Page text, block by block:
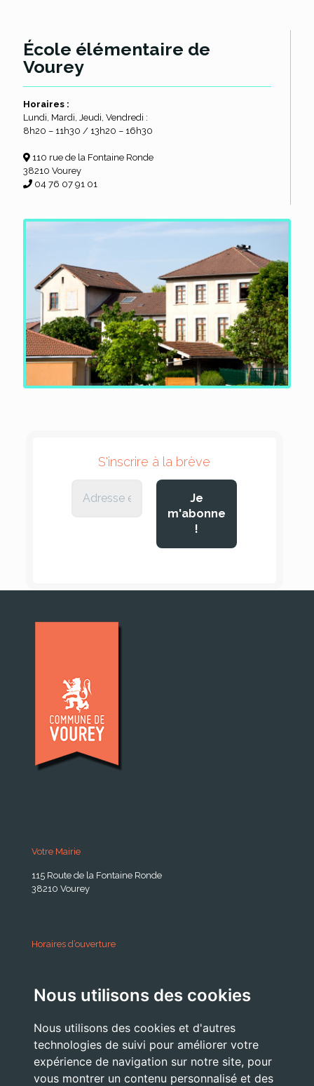
Nous utilisons des cookies
Nous utilisons des cookies et d'autres
technologies de suivi pour améliorer votre
expérience de navigation sur notre site, pour
vous montrer un contenu personnalisé et des
École élémentaire de
Vourey
Horaires :
Lundi, Mardi, Jeudi, Vendredi :
8h20 – 11h30 / 13h20 – 16h30
110 rue de la Fontaine Ronde
38210 Vourey
04 76 07 91 01
S'inscrire à la brève
Votre Mairie
115 Route de la Fontaine Ronde
38210 Vourey
Horaires d’ouverture
Lundi . Mardi : 10h 12h /16h 18h30
Jeudi . Vendredi : 13h30 / 17h